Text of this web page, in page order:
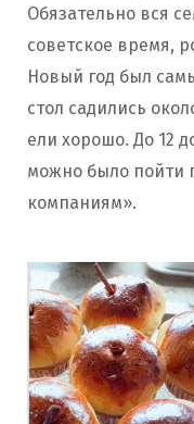
Обязательно вся
советское время,
Новый год был
стол садились
ели хорошо. До 12
можно было пойти
компаниям».